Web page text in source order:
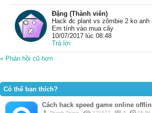
Đặng (Thành viên)
Hack đc plant vs zômbie 2 ko anh
Em tính vào mua cây
10/07/2017 lúc 08:48
Trả lời
« Phản hồi cũ hơn
Có thể bạn thích?
Cách hack speed game online